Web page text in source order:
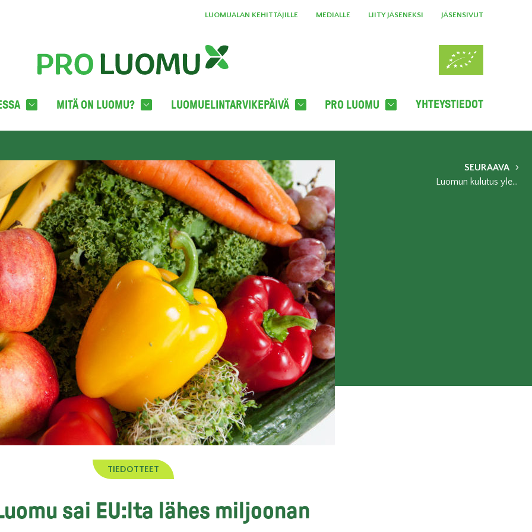
LUOMUALAN KEHITTÄJILLE MEDIALLE LIITY JÄSENEKSI JÄSENSIVUT
MITÄ ON LUOMU? LUOMUELINTARVIKEPÄIVÄ PRO LUOMU YHTEYSTIEDOT
SEURAAVA
Luomun kulutus yleistyy – lähes joka kolmas käyttää viikoittain
TIEDOTTEET
sai EU:lta lähes miljoonan